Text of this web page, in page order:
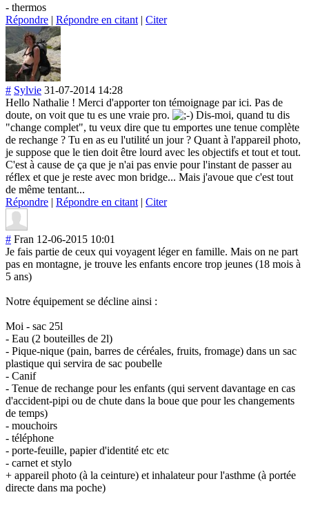
- thermos
Répondre | Répondre en citant | Citer
# Sylvie 31-07-2014 14:28
Hello Nathalie ! Merci d'apporter ton témoignage par ici. Pas de
doute, on voit que tu es une vraie pro.
Dis-moi, quand tu dis
"change complet", tu veux dire que tu emportes une tenue complète
de rechange ? Tu en as eu l'utilité un jour ? Quant à l'appareil photo,
je suppose que le tien doit être lourd avec les objectifs et tout et tout.
C'est à cause de ça que je n'ai pas envie pour l'instant de passer au
réflex et que je reste avec mon bridge... Mais j'avoue que c'est tout
de même tentant...
Répondre | Répondre en citant | Citer
# Fran 12-06-2015 10:01
Je fais partie de ceux qui voyagent léger en famille. Mais on ne part
pas en montagne, je trouve les enfants encore trop jeunes (18 mois à
5 ans)
Notre équipement se décline ainsi :
Moi - sac 25l
- Eau (2 bouteilles de 2l)
- Pique-nique (pain, barres de céréales, fruits, fromage) dans un sac
plastique qui servira de sac poubelle
- Canif
- Tenue de rechange pour les enfants (qui servent davantage en cas
d'accident-pipi ou de chute dans la boue que pour les changements
de temps)
- mouchoirs
- téléphone
- porte-feuille, papier d'identité etc etc
- carnet et stylo
+ appareil photo (à la ceinture) et inhalateur pour l'asthme (à portée
directe dans ma poche)